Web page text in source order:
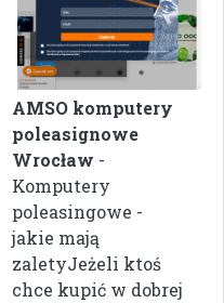
AMSO komputery
poleasignowe
Wrocław -
Komputery
poleasingowe -
jakie mają
zaletyJeżeli ktoś
chce kupić w dobrej